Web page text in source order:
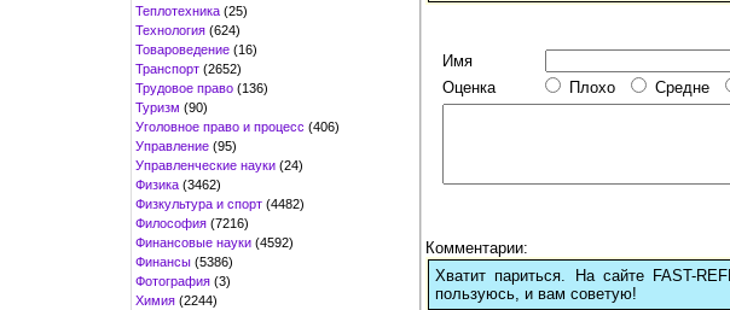
Теплотехника (25)
Технология (624)
Товароведение (16)
Транспорт (2652)
Трудовое право (136)
Туризм (90)
Уголовное право и процесс (406)
Управление (95)
Управленческие науки (24)
Физика (3462)
Физкультура и спорт (4482)
Философия (7216)
Финансовые науки (4592)
Финансы (5386)
Фотография (3)
Химия (2244)
Имя
Оценка
Плохо Средне
Комментарии:
Хватит париться. На сайте FAST-
пользуюсь, и вам советую!